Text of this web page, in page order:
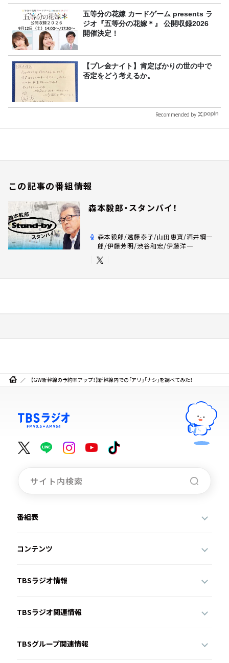
五等分の花嫁 カードゲーム presents ラ
ジオ『五等分の花嫁＊』 公開収録2026
開催決定！
【プレ金ナイト】肯定ばかりの世の中で
否定をどう考えるか。
Recommended by
この記事の番組情報
森本毅郎・スタンバイ！
森本毅郎/遠藤泰子/山田惠資/酒井綱一
郎/伊藤芳明/渋谷和宏/伊藤洋一
【GW新幹線の予約率アップ！】新幹線内での「アリ」「ナシ」を調べてみた！
番組表
コンテンツ
TBSラジオ情報
TBSラジオ関連情報
TBSグループ関連情報